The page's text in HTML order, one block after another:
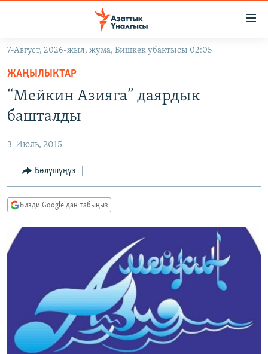
Навигацияга
өтүңүз
Издөөгө
салыңыз
КЫРГЫЗСТАН
ЭКОНОМИКА
МАДАНИЯТ
ДҮЙНӨ
БОРБОР АЗИЯ
АТАЙЫН ИЛИКТӨӨ
ТВ ПРОГРАММАЛАР
ЭКСПЕРТТЕР ТАЛДАЙТ
АЗАТТЫК+
ЫҢГАЙСЫЗ СУРООЛОР
ӨЗГӨЧӨ ПИКИР
Русский
7-Август, 2026-жыл, жума, Бишкек убактысы 02:05
ЖАҢЫЛЫКТАР
“Мейкин Азияга” даярдык
башталды
3-Июль, 2015
Бөлүшүңүз
Бизди Google'дан табыңыз